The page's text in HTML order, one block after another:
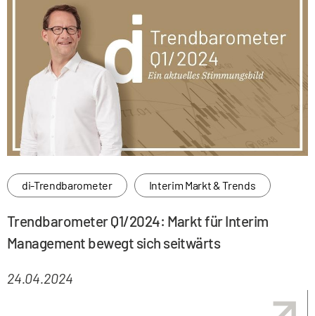
di-Trendbarometer Interim Markt & Trends
Trendbarometer Q1/2024: Markt für Interim
Management bewegt sich seitwärts
24.04.2024